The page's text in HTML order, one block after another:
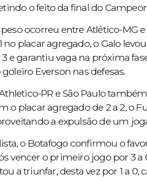
o feito da final do
ocorreu entre Atlético-MG
no placar agregado, o Galo
e garantiu vaga na próxima
Everson nas defesas.
PR e São Paulo
o placar agregado de 2 a 2, o
a expulsão de um
o Botafogo confirmou o
vencer o primeiro jogo por 3
a triunfar, desta vez por 1 a